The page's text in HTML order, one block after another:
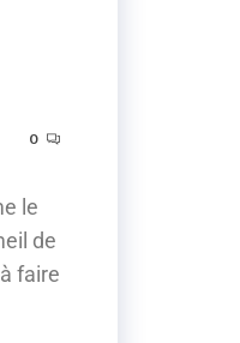
0
le
de
faire